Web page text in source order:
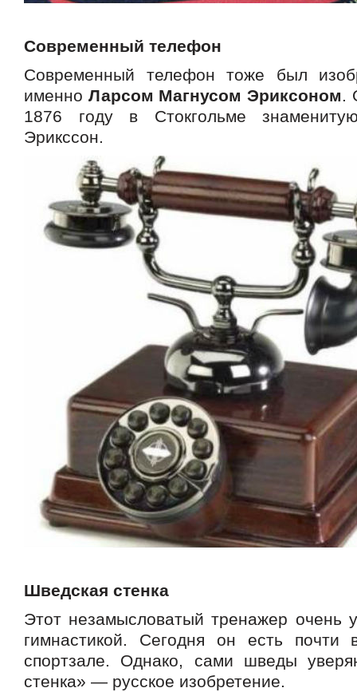
Современный телефон
Современный телефон тоже был
именно Ларсом Магнусом Эриксоном.
1876 году в Стокгольме
Эрикссон.
Шведская стенка
Этот незамысловатый тренажер очень
гимнастикой. Сегодня он есть
спортзале. Однако, сами шведы
стенка» — русское изобретение.